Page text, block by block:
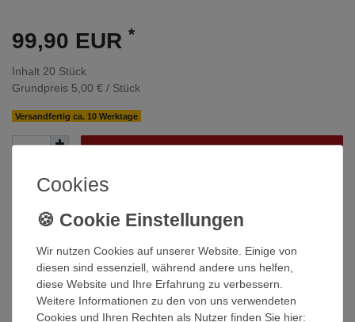
99,90 EUR *
Inhalt 20 Stück
Grundpreis 5,00 € / Stück
Versandfertig ca. 10 Werktage
Cookies
Wir nutzen Cookies auf unserer Website. Einige von
diesen sind essenziell, während andere uns helfen,
diese Website und Ihre Erfahrung zu verbessern.
Weitere Informationen zu den von uns verwendeten
Cookies und Ihren Rechten als Nutzer finden Sie hier: